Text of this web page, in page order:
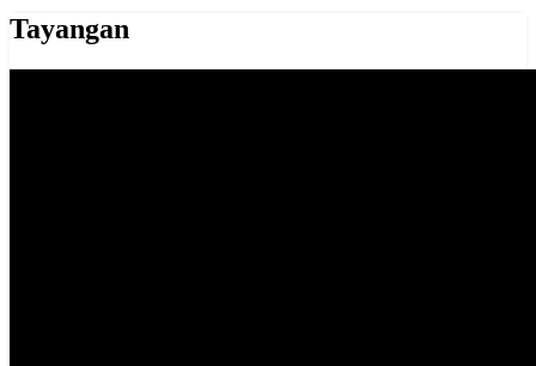
Tayangan